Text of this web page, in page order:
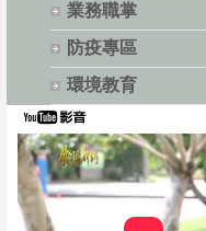
業務職掌
防疫專區
環境教育